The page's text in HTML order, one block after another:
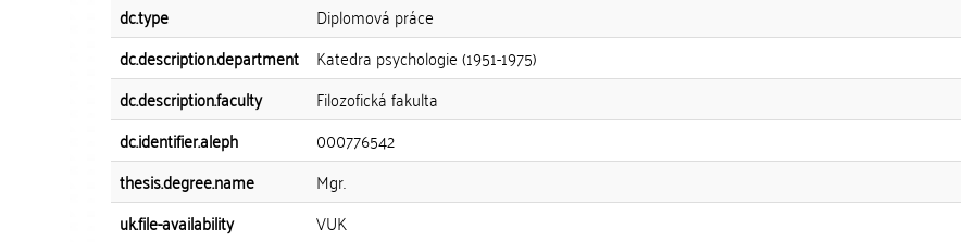
dc.type Diplomová práce
dc.description.department
Katedra psychologie (1951-1975)
dc.description.faculty
Filozofická fakulta
dc.identifier.aleph
000776542
thesis.degree.name
Mgr.
uk.file-availability
VUK